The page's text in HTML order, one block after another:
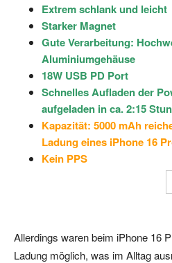
Extrem schlank und leicht
Starker Magnet
Gute Verarbeitung:
Aluminiumgehäuse
18W USB PD Port
Schnelles Aufladen der
aufgeladen in ca. 2:15
Kapazität: 5000 mAh
Ladung eines iPhone 16
Kein PPS
Allerdings waren beim iPhone 16
Ladung möglich, was im Alltag